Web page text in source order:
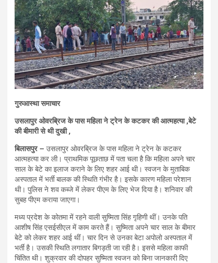
गुरुआस्था समाचार
उसलापुर ओवरब्रिज के पास महिला ने ट्रेन के कटकर की आत्महत्या ,बेटे
की बीमारी से थी दुखी ,
बिलासपुर – उसलापुर ओवरब्रिज के पास महिला ने ट्रेन के कटकर
आत्महत्या कर ली। प्राथमिक पूछताछ में पता चला है कि महिला अपने चार
साल के बेटे का इलाज कराने के लिए शहर आई थी। स्वजन के मुताबिक
अस्पताल में भर्ती बालक की स्थिति गंभीर है। इसके कारण महिला परेशान
थी। पुलिस ने शव कब्जे में लेकर पीएम के लिए भेज दिया है। शनिवार की
सुबह पीएम कराया जाएगा।
मध्य प्रदेश के कोतमा में रहने वाली सुष्मिता सिंह गृहिणी थीं। उनके पति
आशीष सिंह एसईसीएल में काम करते हैं। सुष्मिता अपने चार साल के बीमार
बेटे को लेकर शहर आई थीं। चार दिन से उनका बेटा अपोलो अस्पताल में
भर्ती है। उसकी स्थिति लगातार बिगड़ती जा रही है। इससे महिला काफी
चिंतित थी। शुक्रवार की दोपहर सुष्मिता स्वजन को बिना जानकारी दिए